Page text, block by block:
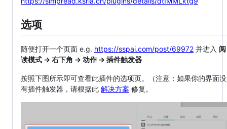
选项
随便打开一个页面 e.g. https://sspai.com/post/69972 并进入 阅
读模式 → 右下角 → 动作 → 插件触发器
按照下图所示即可查看此插件的选项页。（注意：如果你的界面没
有插件触发器，请根据此 解决方案 修复。